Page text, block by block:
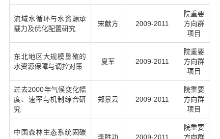
流域水循环与水资源承
载力及优化配置研究
宋献方 2009-2011
院重要
方向群
项目
东北地区大规模垦殖的
水资源保障与调控对策
夏军 2009-2011
院重要
方向群
项目
过去2000年气候变化幅
度、速率与机制综合研
究
郑景云 2009-2011
院重要
方向群
项目
中国森林生态系统固碳
李胜功 2009-2011
院重要
方向群